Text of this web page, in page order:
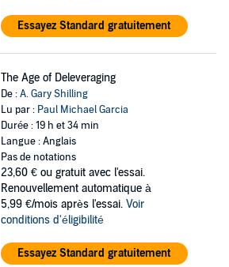
Essayez Standard gratuitement
The Age of Deleveraging
De :A. Gary Shilling
Lu par : Paul Michael Garcia
Durée : 19 h et 34 min
Langue : Anglais
Pas de notations
23,60 € ou gratuit avec l'essai.
Renouvellement automatique à
5,99 €/mois après l'essai. Voir
conditions d'éligibilité
Essayez Standard gratuitement